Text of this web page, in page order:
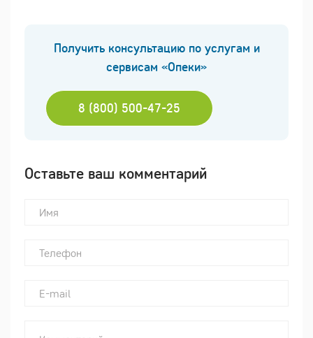
Получить консультацию по услугам и
сервисам «Опеки»
8 (800) 500-47-25
Оставьте ваш комментарий